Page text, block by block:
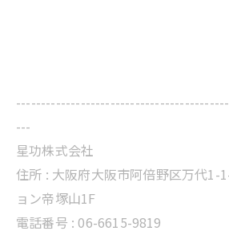
---
星功株式会社
住所 : 大阪府大阪市阿倍野区万代1-
ョン帝塚山1F
電話番号 : 06-6615-9819